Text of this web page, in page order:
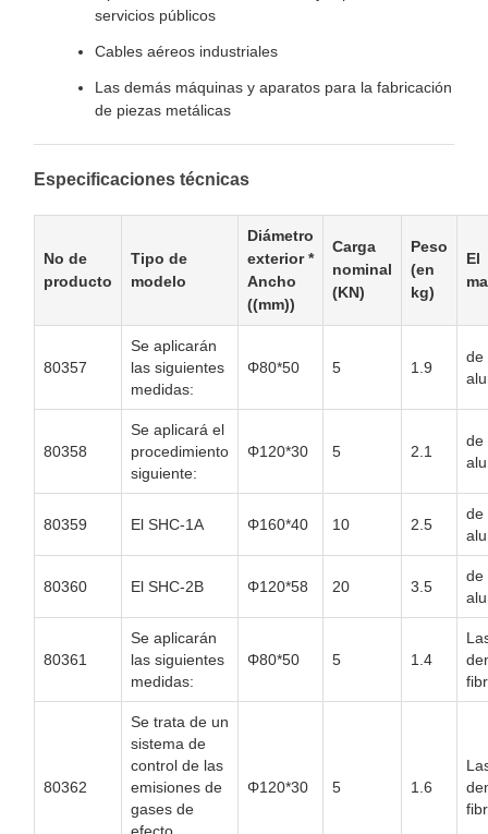
servicios públicos
Cables aéreos industriales
Las demás máquinas y aparatos para la fabricación
de piezas metálicas
Especificaciones técnicas
No de
producto
Tipo de
modelo
Diámetro
exterior *
Ancho
((mm))
Carga
nominal
(KN)
Peso
(en
kg)
El
80357
Se aplicarán
las siguientes
medidas:
Φ80*50 5 1.9
de
80358
Se aplicará el
procedimiento
siguiente:
Φ120*30 5 2.1
de
80359 El SHC-1A Φ160*40 10 2.5
de
80360 El SHC-2B Φ120*58 20 3.5
de
80361
Se aplicarán
las siguientes
medidas:
Φ80*50 5 1.4
80362
Se trata de un
sistema de
control de las
emisiones de
gases de
Φ120*30 5 1.6